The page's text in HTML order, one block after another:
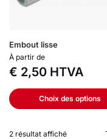
Embout lisse
À partir de
€ 2,50 HTVA
Choix des options
2 résultat affiché